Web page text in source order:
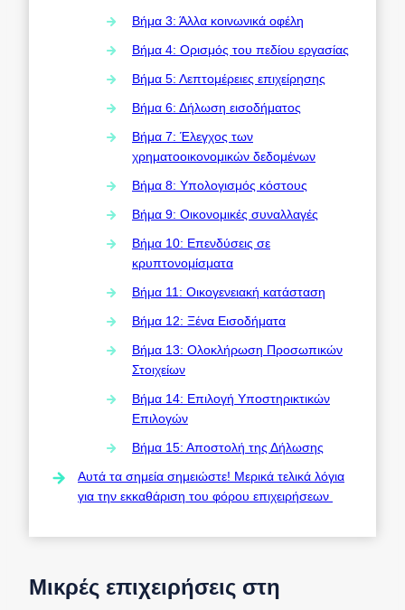
Βήμα 3: Άλλα κοινωνικά οφέλη
Βήμα 4: Ορισμός του πεδίου εργασίας
Βήμα 5: Λεπτομέρειες επιχείρησης
Βήμα 6: Δήλωση εισοδήματος
Βήμα 7: Έλεγχος των
χρηματοοικονομικών δεδομένων
Βήμα 8: Υπολογισμός κόστους
Βήμα 9: Οικονομικές συναλλαγές
Βήμα 10: Επενδύσεις σε
κρυπτονομίσματα
Βήμα 11: Οικογενειακή κατάσταση
Βήμα 12: Ξένα Εισοδήματα
Βήμα 13: Ολοκλήρωση Προσωπικών
Στοιχείων
Βήμα 14: Επιλογή Υποστηρικτικών
Επιλογών
Βήμα 15: Αποστολή της Δήλωσης
Αυτά τα σημεία σημειώστε! Μερικά τελικά λόγια
για την εκκαθάριση του φόρου επιχειρήσεων
Μικρές επιχειρήσεις στη